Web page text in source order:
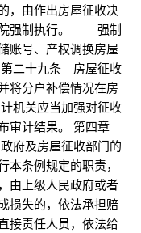
，由作出房屋征收决
院强制执行。 强制
账号、产权调换房屋
二十九条 房屋征收
将分户补偿情况在房
关应当加强对征收
审计结果。 第四章
及房屋征收部门的
条例规定的职责，
由上级人民政府或者
损失的，依法承担赔
接责任人员，依法给